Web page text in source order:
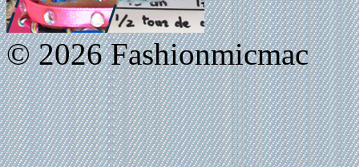
© 2026 Fashionmicmac